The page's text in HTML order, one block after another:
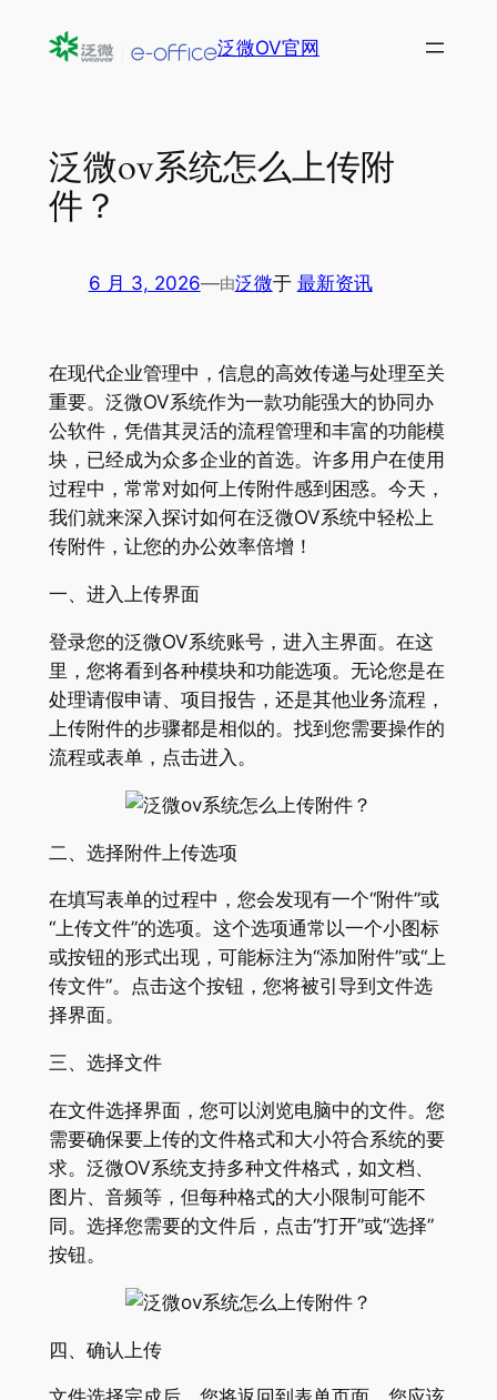
泛微OV官网
泛微ov系统怎么上传附
件？
6 月 3, 2026—由泛微于 最新资讯
在现代企业管理中，信息的高效传递与处理至关
重要。泛微OV系统作为一款功能强大的协同办
公软件，凭借其灵活的流程管理和丰富的功能模
块，已经成为众多企业的首选。许多用户在使用
过程中，常常对如何上传附件感到困惑。今天，
我们就来深入探讨如何在泛微OV系统中轻松上
传附件，让您的办公效率倍增！
一、进入上传界面
登录您的泛微OV系统账号，进入主界面。在这
里，您将看到各种模块和功能选项。无论您是在
处理请假申请、项目报告，还是其他业务流程，
上传附件的步骤都是相似的。找到您需要操作的
流程或表单，点击进入。
二、选择附件上传选项
在填写表单的过程中，您会发现有一个“附件”或
“上传文件”的选项。这个选项通常以一个小图标
或按钮的形式出现，可能标注为“添加附件”或“上
传文件”。点击这个按钮，您将被引导到文件选
择界面。
三、选择文件
在文件选择界面，您可以浏览电脑中的文件。您
需要确保要上传的文件格式和大小符合系统的要
求。泛微OV系统支持多种文件格式，如文档、
图片、音频等，但每种格式的大小限制可能不
同。选择您需要的文件后，点击“打开”或“选择”
按钮。
四、确认上传